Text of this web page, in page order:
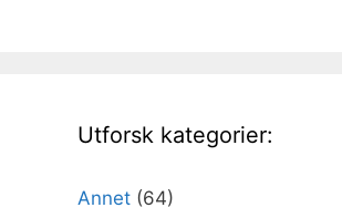
Utforsk kategorier:
Annet (64)